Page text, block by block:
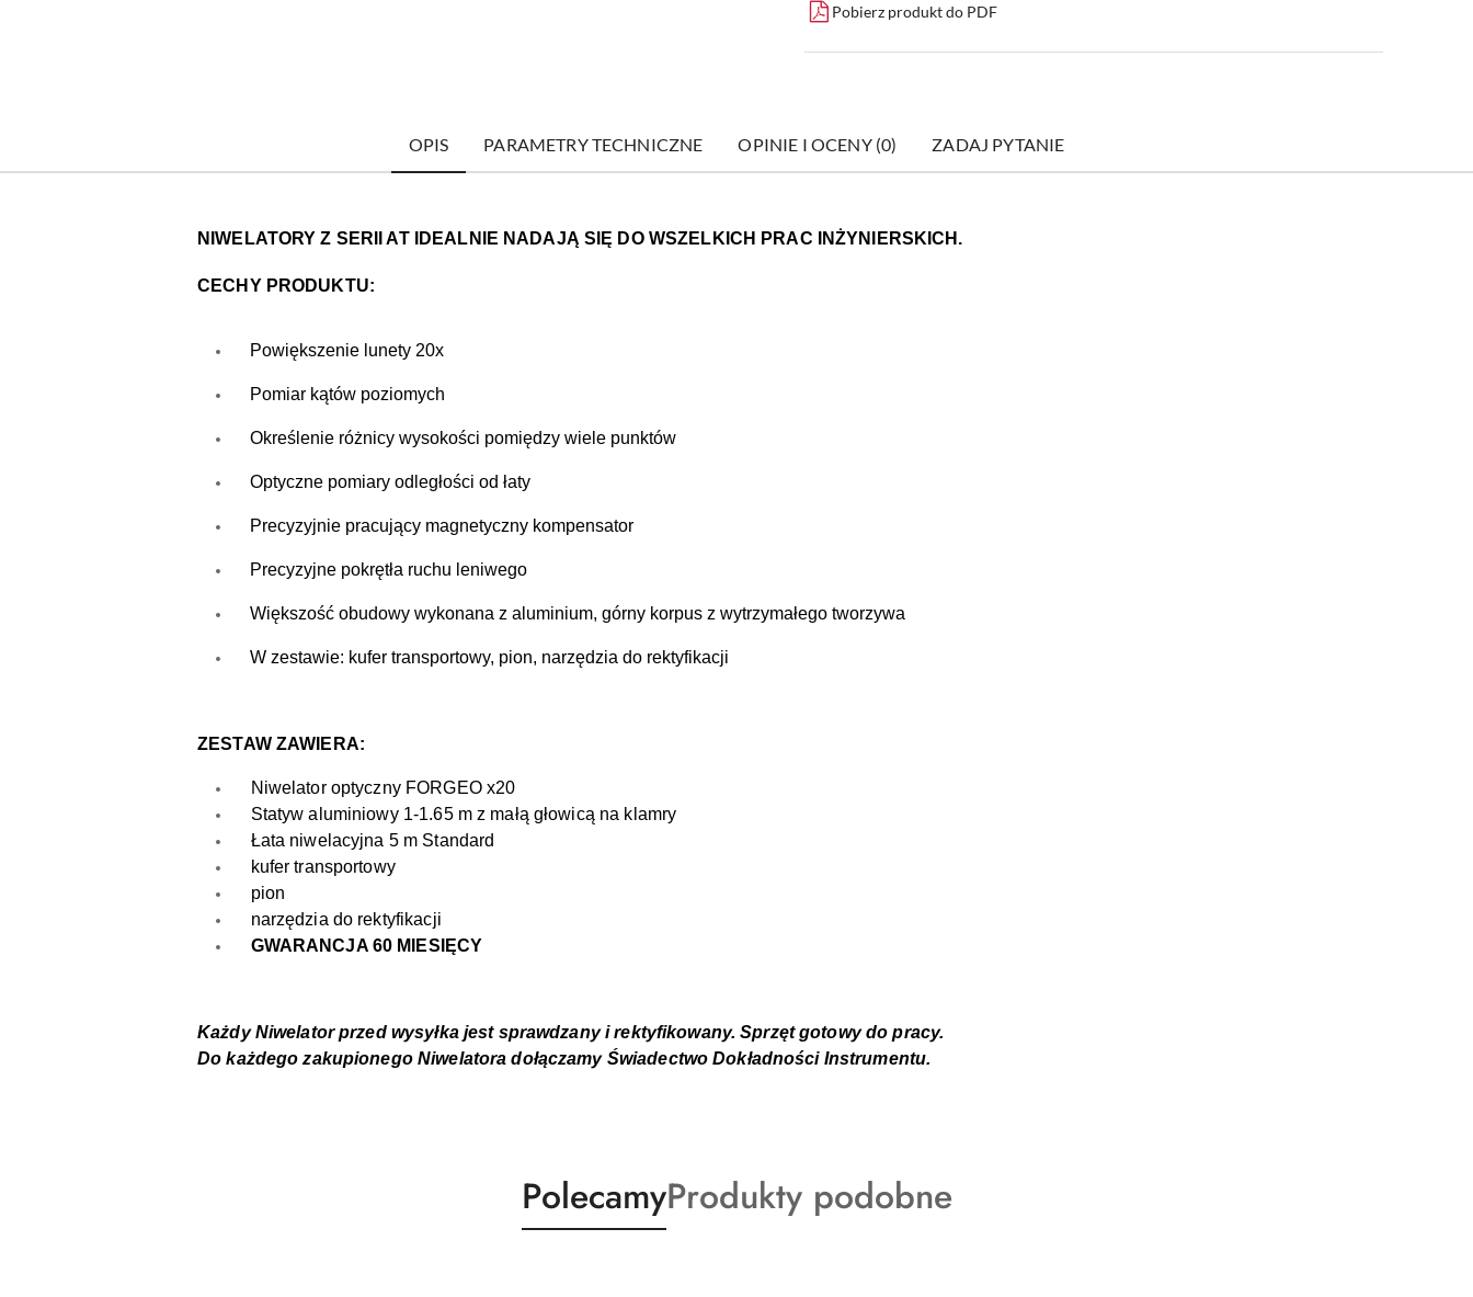
Pobierz produkt do PDF
OPIS PARAMETRY TECHNICZNE OPINIE I OCENY (0) ZADAJ PYTANIE
NIWELATORY Z SERII AT IDEALNIE NADAJĄ SIĘ DO WSZELKICH PRAC INŻYNIERSKICH.
CECHY PRODUKTU:
Powiększenie lunety 20x
Pomiar kątów poziomych
Określenie różnicy wysokości pomiędzy wiele punktów
Optyczne pomiary odległości od łaty
Precyzyjnie pracujący magnetyczny kompensator
Precyzyjne pokrętła ruchu leniwego
Większość obudowy wykonana z aluminium, górny korpus z wytrzymałego tworzywa
W zestawie: kufer transportowy, pion, narzędzia do rektyfikacji
ZESTAW ZAWIERA:
Niwelator optyczny FORGEO x20
Statyw aluminiowy 1-1.65 m z małą głowicą na klamry
Łata niwelacyjna 5 m Standard
kufer transportowy
pion
narzędzia do rektyfikacji
GWARANCJA 60 MIESIĘCY
Każdy Niwelator przed wysyłka jest sprawdzany i rektyfikowany. Sprzęt gotowy do pracy.
Do każdego zakupionego Niwelatora dołączamy Świadectwo Dokładności Instrumentu.
Produkty
o
PolecamyProdukty
o
Produkty podobne